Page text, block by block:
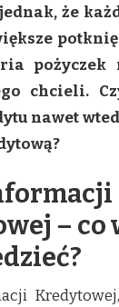
że
pożyczek
chcieli.
nawet
– co